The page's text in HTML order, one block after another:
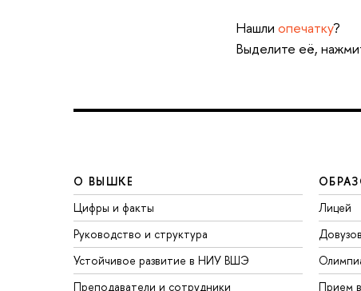
Нашли опечатку?
Выделите её,
О ВЫШКЕ
Цифры и факты
Руководство и структура
Устойчивое развитие в НИУ ВШЭ
Преподаватели и сотрудники
Лицей
Прием